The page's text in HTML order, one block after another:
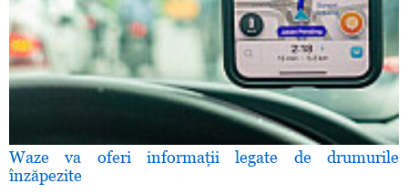
Waze va oferi informaţii legate de drumurile
înzăpezite